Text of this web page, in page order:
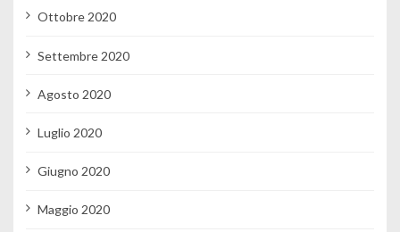
Ottobre 2020
Settembre 2020
Agosto 2020
Luglio 2020
Giugno 2020
Maggio 2020